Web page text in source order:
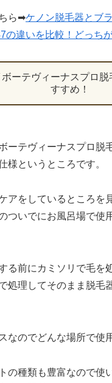
ら➡ケノン脱毛器とブ
の違いを比較！どっち
ーテヴィーナスプロ
すすめ！
ーテヴィーナスプロ脱
様というところです。
アをしているところを
ついでにお風呂場で使
る前にカミソリで毛を
処理してそのまま脱毛
なのでどんな場所で使
の種類も豊富なので使